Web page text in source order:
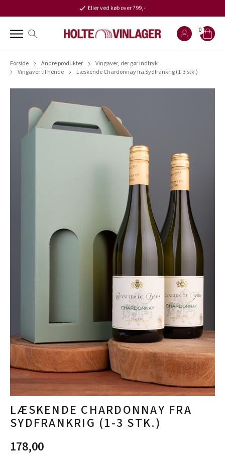
Eller ved køb over 799,-
0
Forside Andre produkter
Vingaver, der gør indtryk
Vingaver til hende
Læskende Chardonnay fra Sydfrankrig (1-3 stk.)
LÆSKENDE CHARDONNAY FRA
SYDFRANKRIG (1-3 STK.)
178,00